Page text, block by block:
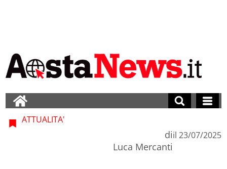
ATTUALITA'
di
Luca Mercanti
il 23/07/2025